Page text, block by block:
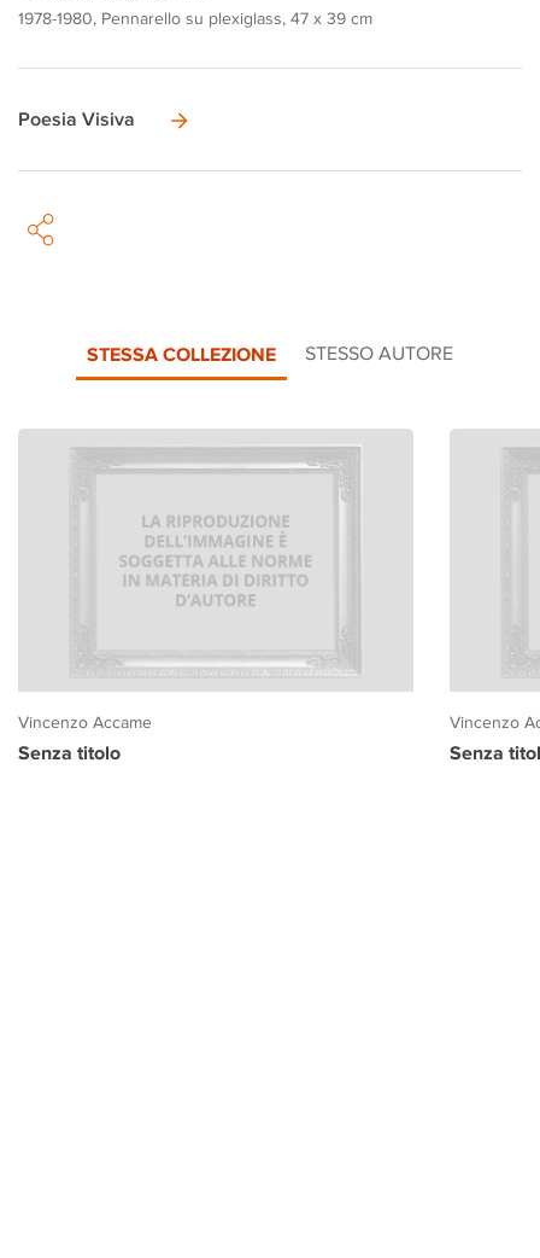
1978-1980, Pennarello su plexiglass, 47 x 39 cm
Poesia Visiva
STESSA COLLEZIONE STESSO AUTORE
Vincenzo Accame
Senza titolo
Vincenzo
Senza